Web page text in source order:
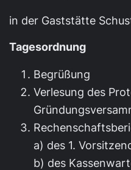
in der Gaststätte
Tagesordnung
Begrüßung
Verlesung des
a) des 1.
b) des